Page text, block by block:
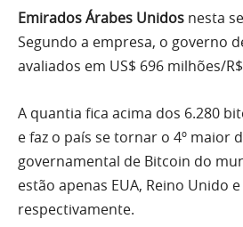
Emirados Árabes Unidos nesta
Segundo a empresa, o governo
avaliados em US$ 696 milhões/
A quantia fica acima dos 6.280
e faz o país se tornar o 4º maior
governamental de Bitcoin do
estão apenas EUA, Reino Unido
respectivamente.